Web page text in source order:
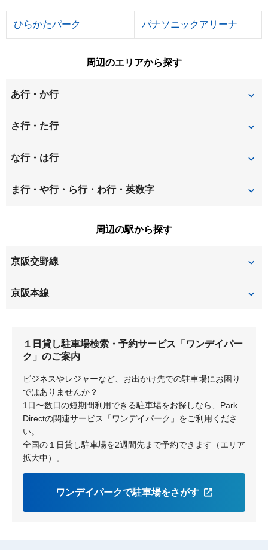
ひらかたパーク パナソニックアリーナ
周辺のエリアから探す
あ行・か行
天川新町
伊加賀本町
大冠町
大塚町
甲斐田町
交北 御殿山町
さ行・た行
桜丘町
須賀町 辻子
田宮本町
堂山
な行・は行
中宮西之町 中宮東之町
西禁野
枚方元町
深沢本町 星丘
ま行・や行・ら行・わ行・英数字
山之上東町
周辺の駅から探す
京阪交野線
宮之阪
京阪本線
枚方市 牧野
１日貸し駐車場検索・予約サービス「ワンデイパー
ク」のご案内
ビジネスやレジャーなど、お出かけ先での駐車場にお困り
ではありませんか？
1日〜数日の短期間利用できる駐車場をお探しなら、Park
Directの関連サービス「ワンデイパーク」をご利用くださ
い。
全国の１日貸し駐車場を2週間先まで予約できます（エリア
拡大中）。
ワンデイパークで駐車場をさがす